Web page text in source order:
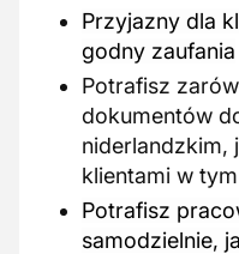
Przyjazny dla
godny zaufania
Potrafisz
dokumentów
niderlandzkim,
klientami w
Potrafisz
samodzielnie,